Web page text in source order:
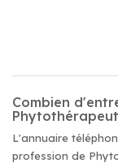
Combien
L'annuaire
profession de